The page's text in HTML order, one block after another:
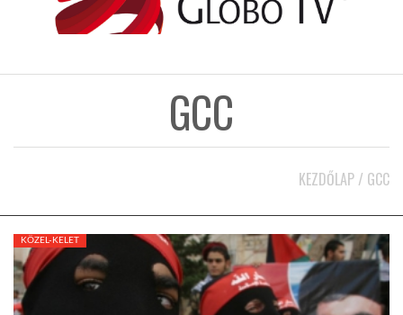
KÖZEL-KELET
GCC
KEZDŐLAP / GCC
KÖZEL-KELET